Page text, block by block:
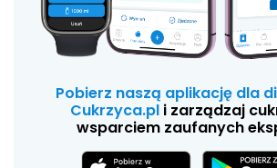
Pobierz naszą aplikację dla
Cukrzyca.pli zarządzaj
wsparciem zaufanych